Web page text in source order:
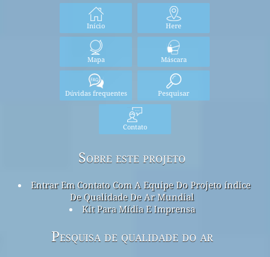
Início Here
Mapa Máscara
Dúvidas frequentes Pesquisar
Contato
Sobre este projeto
Entrar Em Contato Com A Equipe Do Projeto índice
De Qualidade De Ar Mundial
Kit Para Mídia E Imprensa
Pesquisa de qualidade do ar